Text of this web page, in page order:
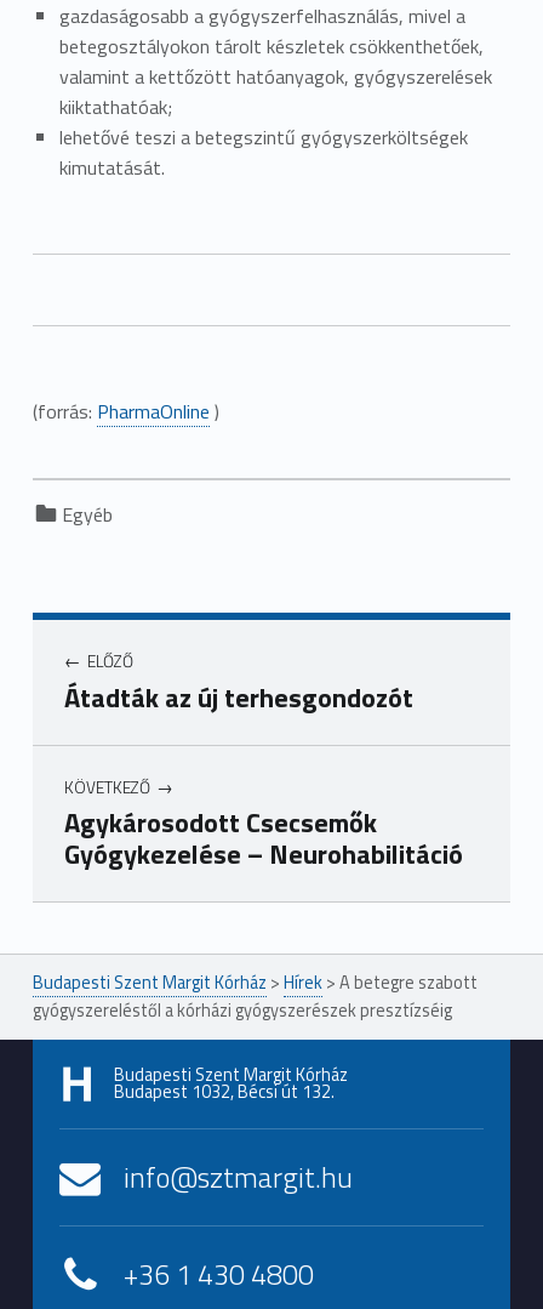
gazdaságosabb a gyógyszerfelhasználás, mivel a
betegosztályokon tárolt készletek csökkenthetőek,
valamint a kettőzött hatóanyagok, gyógyszerelések
kiiktathatóak;
lehetővé teszi a betegszintű gyógyszerköltségek
kimutatását.
(forrás: PharmaOnline )
Categorized in:
Egyéb
ELŐZŐ
Átadták az új terhesgondozót
KÖVETKEZŐ
Agykárosodott Csecsemők
Gyógykezelése – Neurohabilitáció
Ugrás a főmenühöz
Budapesti Szent Margit Kórház >Hírek>A betegre szabott
gyógyszereléstől a kórházi gyógyszerészek presztízséig
Budapesti Szent Margit Kórház
Budapest 1032, Bécsi út 132.
info@sztmargit.hu
+36 1 430 4800